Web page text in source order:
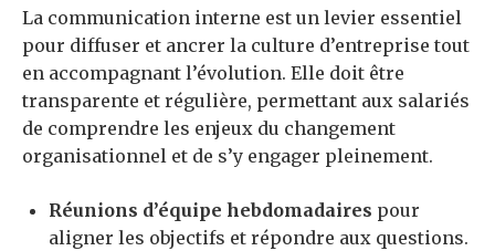
La communication interne est un levier essentiel
pour diffuser et ancrer la culture d’entreprise tout
en accompagnant l’évolution. Elle doit être
transparente et régulière, permettant aux salariés
de comprendre les enjeux du changement
organisationnel et de s’y engager pleinement.
Réunions d’équipe hebdomadaires pour
aligner les objectifs et répondre aux questions.